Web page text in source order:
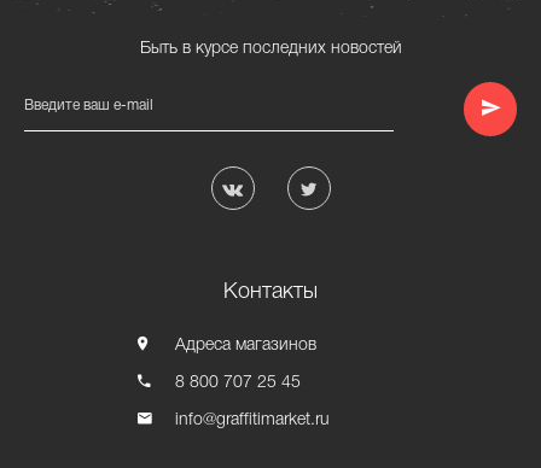
Быть в курсе последних новостей
Введите ваш e-mail
Контакты
Адреса магазинов
8 800 707 25 45
info@graffitimarket.ru